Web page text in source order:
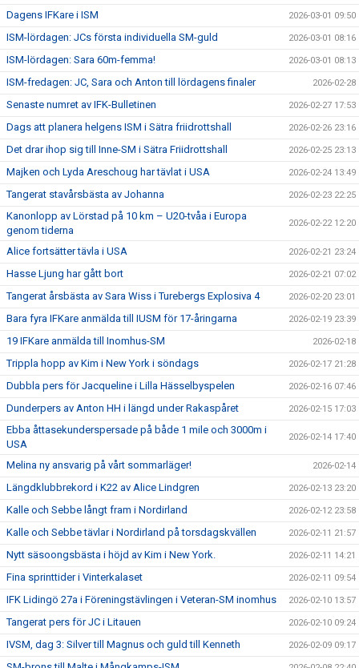
Dagens IFKare i ISM 2026-03-01 09:50
ISM-lördagen: JCs första individuella SM-guld 2026-03-01 08:16
ISM-lördagen: Sara 60m-femma! 2026-03-01 08:13
ISM-fredagen: JC, Sara och Anton till lördagens finaler 2026-02-28
Senaste numret av IFK-Bulletinen 2026-02-27 17:53
Dags att planera helgens ISM i Sätra friidrottshall 2026-02-26 23:16
Det drar ihop sig till Inne-SM i Sätra Friidrottshall 2026-02-25 23:13
Majken och Lyda Areschoug har tävlat i USA 2026-02-24 13:49
Tangerat stavårsbästa av Johanna 2026-02-23 22:25
Kanonlopp av Lörstad på 10 km – U20-tvåa i Europa
genom tiderna
2026-02-22 12:20
Alice fortsätter tävla i USA 2026-02-21 23:24
Hasse Ljung har gått bort 2026-02-21 07:02
Tangerat årsbästa av Sara Wiss i Turebergs Explosiva 4 2026-02-20 23:01
Bara fyra IFKare anmälda till IUSM för 17-åringarna 2026-02-19 23:39
19 IFKare anmälda till Inomhus-SM 2026-02-18
Trippla hopp av Kim i New York i söndags 2026-02-17 21:28
Dubbla pers för Jacqueline i Lilla Hässelbyspelen 2026-02-16 07:46
Dunderpers av Anton HH i längd under Rakaspåret 2026-02-15 17:03
Ebba åttasekunderspersade på både 1 mile och 3000m i
USA
2026-02-14 17:40
Melina ny ansvarig på vårt sommarläger! 2026-02-14
Längdklubbrekord i K22 av Alice Lindgren 2026-02-13 23:20
Kalle och Sebbe långt fram i Nordirland 2026-02-12 23:58
Kalle och Sebbe tävlar i Nordirland på torsdagskvällen 2026-02-11 21:57
Nytt säsoongsbästa i höjd av Kim i New York. 2026-02-11 14:21
Fina sprinttider i Vinterkalaset 2026-02-11 09:54
IFK Lidingö 27a i Föreningstävlingen i Veteran-SM inomhus 2026-02-10 13:57
Tangerat pers för JC i Litauen 2026-02-10 09:24
IVSM, dag 3: Silver till Magnus och guld till Kenneth 2026-02-09 09:17